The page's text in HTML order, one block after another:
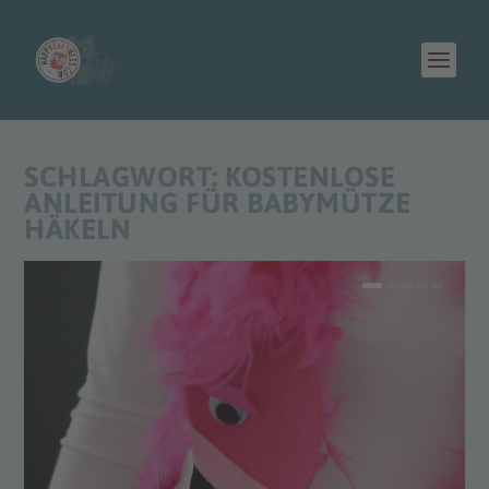
SCHLAGWORT: KOSTENLOSE
ANLEITUNG FÜR BABYMÜTZE
HÄKELN